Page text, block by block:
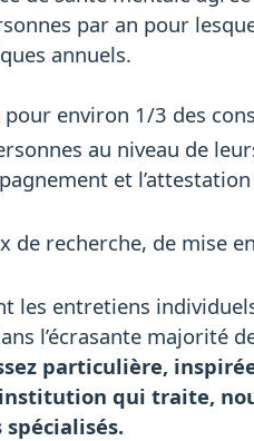
par an pour
annuels.
environ 1/3 des
au niveau de
et l’attestation
de recherche, de mise
les entretiens
l’écrasante majorité
particulière,
qui traite,